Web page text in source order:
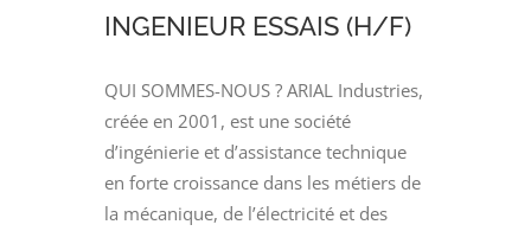
INGENIEUR ESSAIS (H/F)
QUI SOMMES-NOUS ? ARIAL Industries,
créée en 2001, est une société
d’ingénierie et d’assistance technique
en forte croissance dans les métiers de
la mécanique, de l’électricité et des